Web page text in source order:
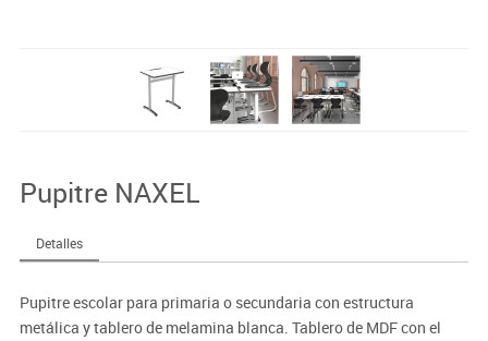
Pupitre NAXEL
Detalles
Pupitre escolar para primaria o secundaria con estructura
metálica y tablero de melamina blanca. Tablero de MDF con el